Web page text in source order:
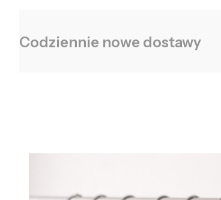
Codziennie nowe dostawy